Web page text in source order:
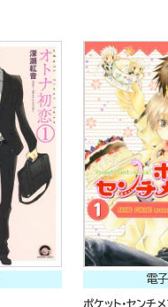
電
ポケット・センチ